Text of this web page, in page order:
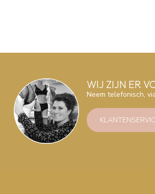
WIJ ZIJN ER
Neem telefonisch,